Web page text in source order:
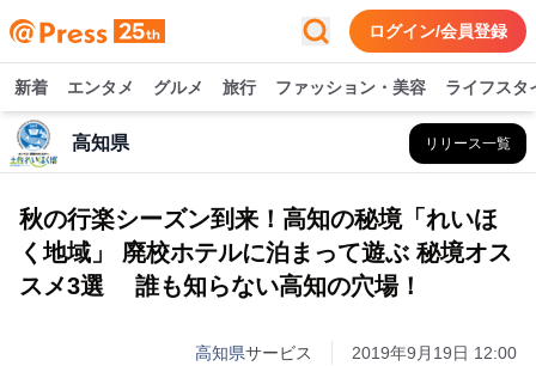
ログイン/会員登録
新着 エンタメ グルメ 旅行 ファッション・美容 ライフスタ
高知県 リリース一覧
秋の行楽シーズン到来！高知の秘境「れいほ
く地域」 廃校ホテルに泊まって遊ぶ 秘境オス
スメ3選 誰も知らない高知の穴場！
高知県サービス 2019年9月19日 12:00